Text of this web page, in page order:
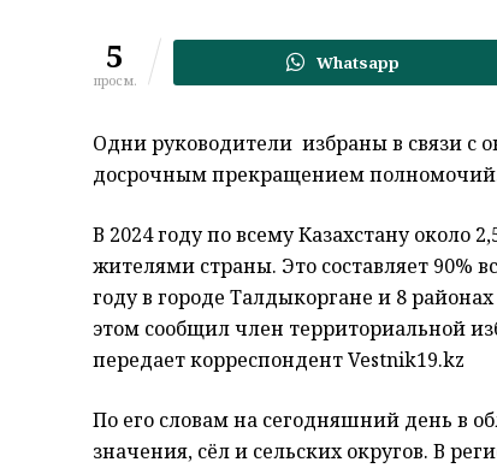
5
просм.
Whatsapp
Одни руководители избраны в связи с
досрочным прекращением
В 2024 году по всему Казахстану около
жителями страны. Это составляет 90%
году в городе Талдыкоргане и 8
этом сообщил член территориальной
передает корреспондент Vestnik19.kz
По его словам на сегодняшний день в
значения, сёл и сельских округов. В